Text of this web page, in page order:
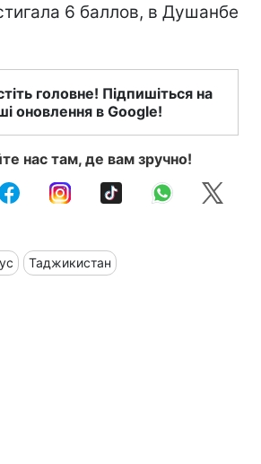
6 баллов, в Душанбе
головне! Підпишіться на
оновлення в Google!
нас там, де вам зручно!
Таджикистан